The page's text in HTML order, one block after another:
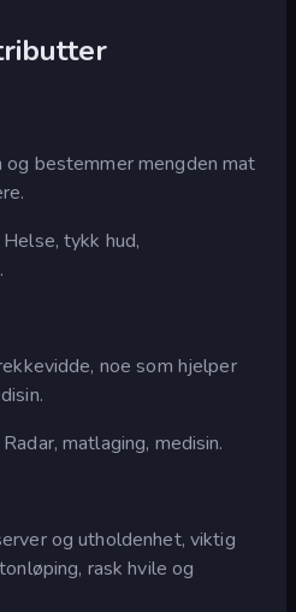
bestemmer mengden mat
tykk hud,
noe som hjelper
matlaging, medisin.
og utholdenhet, viktig
rask hvile og